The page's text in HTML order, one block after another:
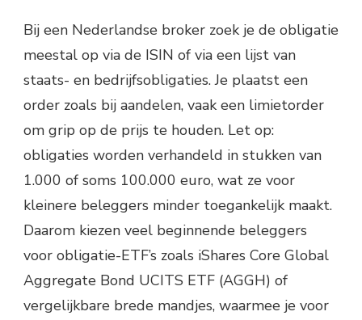
Bij een Nederlandse broker zoek je de obligatie
meestal op via de ISIN of via een lijst van
staats- en bedrijfsobligaties. Je plaatst een
order zoals bij aandelen, vaak een limietorder
om grip op de prijs te houden. Let op:
obligaties worden verhandeld in stukken van
1.000 of soms 100.000 euro, wat ze voor
kleinere beleggers minder toegankelijk maakt.
Daarom kiezen veel beginnende beleggers
voor obligatie-ETF’s zoals iShares Core Global
Aggregate Bond UCITS ETF (AGGH) of
vergelijkbare brede mandjes, waarmee je voor